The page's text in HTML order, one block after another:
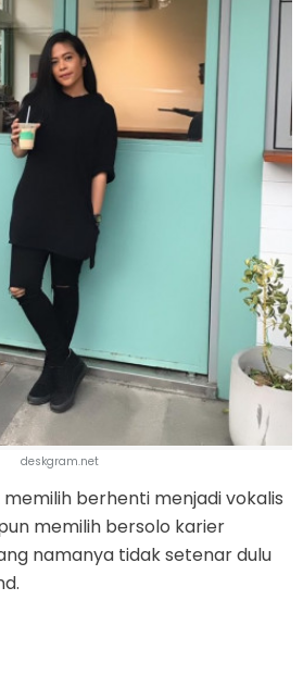
deskgram.net
memilih berhenti menjadi vokalis
memilih bersolo karier
namanya tidak setenar dulu